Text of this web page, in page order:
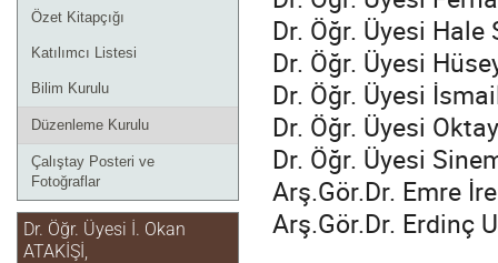
Özet Kitapçığı
Katılımcı Listesi
Bilim Kurulu
Düzenleme Kurulu
Çalıştay Posteri ve
Fotoğraflar
Dr. Öğr. Üyesi İ. Okan
ATAKİŞİ,
Dr. Öğr. Üyesi
Dr. Öğr. Üyesi
Dr. Öğr. Üyesi
Dr. Öğr. Üyesi
Dr. Öğr. Üyesi
Arş.Gör.Dr. Emre
Arş.Gör.Dr. Erdinç